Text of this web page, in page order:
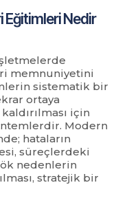
Eğitimleri Nedir
memnuniyetini
sistematik bir
ortaya
için
Modern
hataların
süreçlerdeki
nedenlerin
stratejik bir